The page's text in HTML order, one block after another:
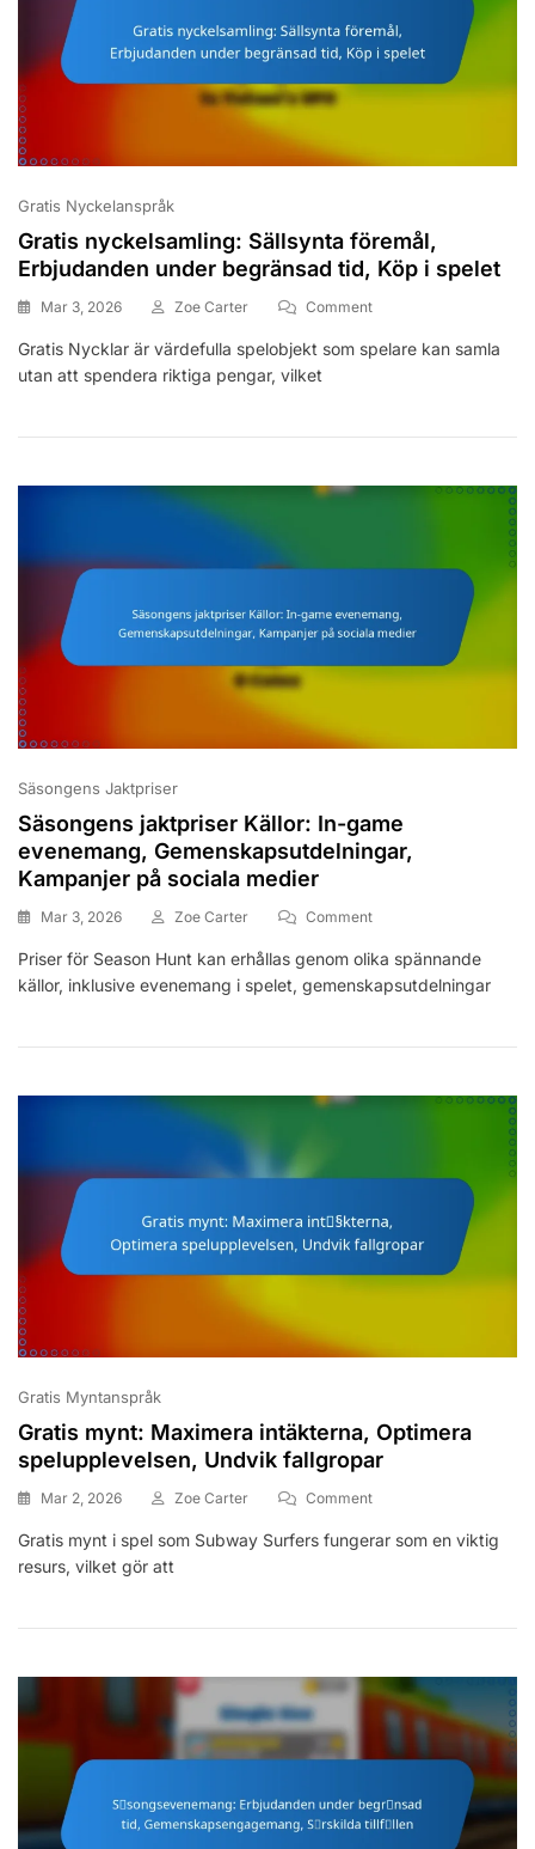
Gratis Nyckelanspråk
Gratis nyckelsamling: Sällsynta föremål,
Erbjudanden under begränsad tid, Köp i spelet
Mar 3, 2026 Zoe Carter CommentOn
Nyckelsamling:
Under
Tid,
Gratis Nycklar är värdefulla spelobjekt som spelare kan samla
utan att spendera riktiga pengar, vilket
Säsongens Jaktpriser
Säsongens jaktpriser Källor: In-game
evenemang, Gemenskapsutdelningar,
Kampanjer på sociala medier
Mar 3, 2026 Zoe Carter CommentOn
Jaktpriser
Källor:
Evenemang,
Kampanjer
Priser för Season Hunt kan erhållas genom olika spännande
källor, inklusive evenemang i spelet, gemenskapsutdelningar
Gratis Myntanspråk
Gratis mynt: Maximera intäkterna, Optimera
spelupplevelsen, Undvik fallgropar
Mar 2, 2026 Zoe Carter CommentOn
Mynt:
Spelupplevelsen,
Fallgropar
Gratis mynt i spel som Subway Surfers fungerar som en viktig
resurs, vilket gör att